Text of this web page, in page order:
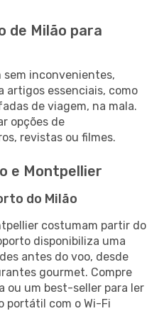
de Milão para
sem inconvenientes,
artigos essenciais, como
de viagem, na mala.
opções de
revistas ou filmes.
e Montpellier
do Milão
costumam partir do
disponibiliza uma
antes do voo, desde
gourmet. Compre
ou um best-seller para ler
portátil com o Wi-Fi